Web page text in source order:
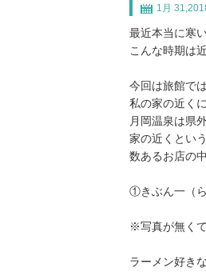
1月
最近本当に寒
こんな時期は
今回は旅館で
私の家の近く
月岡温泉は県
家の近くとい
数あるお店の
①きぶん一（ら
※写真が無く
ラーメン好き